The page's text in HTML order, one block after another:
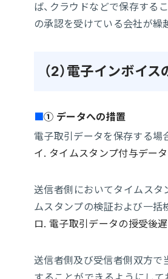
ば、クラウドなどで保存する
の承認を受けている会社が繰
（2）電子インボイ
① データへの措置
電子取引データを保存する場
イ. タイムスタンプ付与デー
送信者側においてタイムスタ
ムスタンプの検証および一括
ロ. 電子取引データの授受後
送信者側及び受信者側双方で